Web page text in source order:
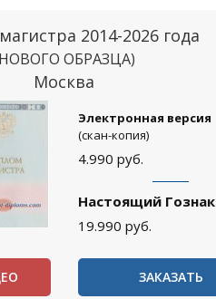
2014-2026 года
ОБРАЗЦА)
Москва
Электронная версия
(скан-копия)
4.990 руб.
Настоящий Гознак
19.990 руб.
ЗАКАЗАТЬ